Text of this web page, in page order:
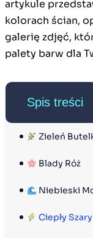
artykule
kolorach ścian,
galerię zdjęć,
palety barw dla
Spis treści
Zieleń
Blady Róż
Niebieski
Ciepły Szary